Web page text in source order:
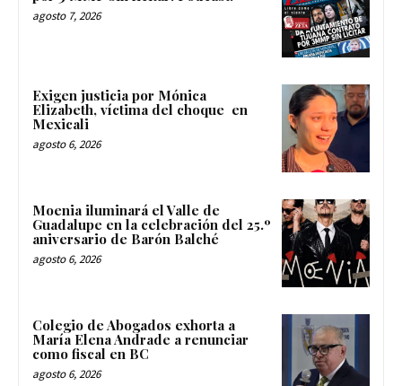
agosto 7, 2026
Exigen justicia por Mónica
Elizabeth, víctima del choque en
Mexicali
agosto 6, 2026
Moenia iluminará el Valle de
Guadalupe en la celebración del 25.º
aniversario de Barón Balché
agosto 6, 2026
Colegio de Abogados exhorta a
María Elena Andrade a renunciar
como fiscal en BC
agosto 6, 2026